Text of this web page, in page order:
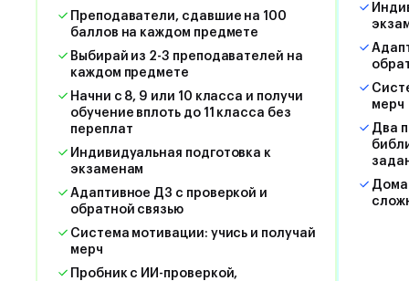
Преподаватели, сдавшие на 100
баллов на каждом предмете
Выбирай из 2-3 преподавателей на
каждом предмете
Начни с 8, 9 или 10 класса и получи
обучение вплоть до 11 класса без
переплат
Индивидуальная подготовка к
экзаменам
Адаптивное ДЗ с проверкой и
обратной связью
Система мотивации: учись и получай
мерч
Пробник с ИИ-проверкой,
мерч
Два